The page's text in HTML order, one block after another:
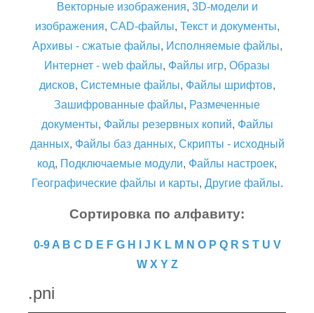
Векторные изображения, 3D-модели и
изображения, CAD-файлы, Текст и документы,
Архивы - сжатые файлы, Исполняемые файлы,
Интернет - web файлы, Файлы игр, Образы
дисков, Системные файлы, Файлы шрифтов,
Зашифрованные файлы, Размеченные
документы, Файлы резервных копий, Файлы
данных, Файлы баз данных, Скрипты - исходный
код, Подключаемые модули, Файлы настроек,
Географические файлы и карты, Другие файлы.
Сортировка по алфавиту:
0-9 A B C D E F G H J K L M N O P Q R S T U V
W X Y Z
.pni